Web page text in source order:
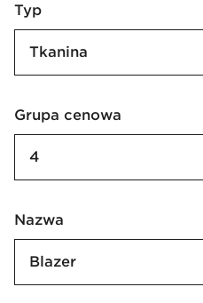
Typ
Tkanina
Grupa cenowa
4
Nazwa
Blazer